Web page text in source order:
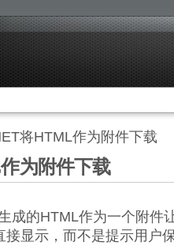
将HTML作为附件下载
为附件下载
成的HTML作为一个附件
接显示，而不是提示用户